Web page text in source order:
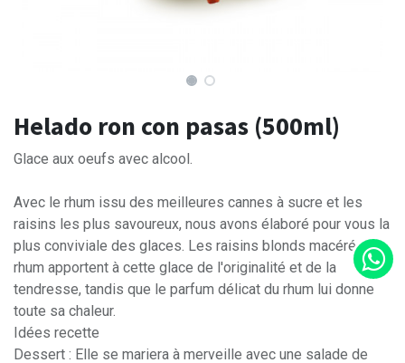
Helado ron con pasas (500ml)
Glace aux oeufs avec alcool.
Avec le rhum issu des meilleures cannes à sucre et les
raisins les plus savoureux, nous avons élaboré pour vous la
plus conviviale des glaces. Les raisins blonds macérés au
rhum apportent à cette glace de l'originalité et de la
tendresse, tandis que le parfum délicat du rhum lui donne
toute sa chaleur.
Idées recette
Dessert : Elle se mariera à merveille avec une salade de